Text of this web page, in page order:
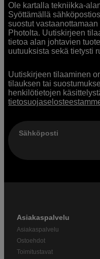
Ole kartalla tekniikka-
Syöttämällä
suostut
Photolta. Uutiskirjeen
tietoa alan johtavien
uutuuksista sekä tietysti
Uutiskirjeen tilaaminen
tilauksen tai
henkilötietojen
Sähköposti
Asiakaspalvelu
Asiakaspalvelu
Ostoehdot
Toimitustavat